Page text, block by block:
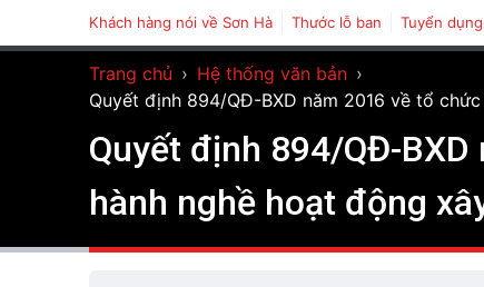
Khách hàng nói về Sơn Hà Thước lỗ ban Tuyển dụng
Trang chủ › Hệ thống văn bản ›
Quyết định 894/QĐ-BXD năm 2016 về tổ
Quyết định 894/QĐ-
hành nghề hoạt động